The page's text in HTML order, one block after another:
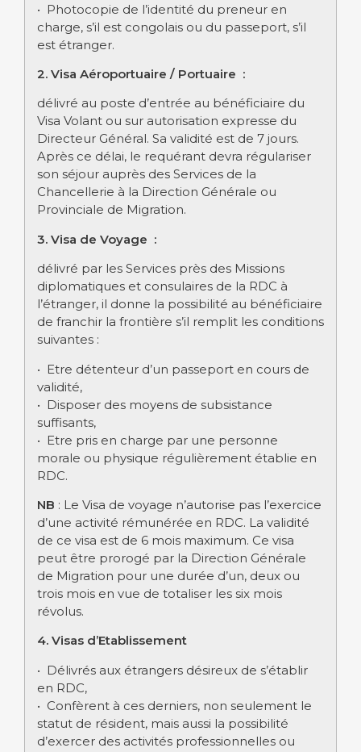
• Photocopie de l’identité du preneur en
charge, s’il est congolais ou du passeport, s’il
est étranger.
2. Visa Aéroportuaire / Portuaire :
délivré au poste d’entrée au bénéficiaire du
Visa Volant ou sur autorisation expresse du
Directeur Général. Sa validité est de 7 jours.
Après ce délai, le requérant devra régulariser
son séjour auprès des Services de la
Chancellerie à la Direction Générale ou
Provinciale de Migration.
3. Visa de Voyage :
délivré par les Services près des Missions
diplomatiques et consulaires de la RDC à
l’étranger, il donne la possibilité au bénéficiaire
de franchir la frontière s’il remplit les conditions
suivantes :
• Etre détenteur d’un passeport en cours de
validité,
• Disposer des moyens de subsistance
suffisants,
• Etre pris en charge par une personne
morale ou physique régulièrement établie en
RDC.
NB : Le Visa de voyage n’autorise pas l’exercice
d’une activité rémunérée en RDC. La validité
de ce visa est de 6 mois maximum. Ce visa
peut être prorogé par la Direction Générale
de Migration pour une durée d’un, deux ou
trois mois en vue de totaliser les six mois
révolus.
4. Visas d’Etablissement
• Délivrés aux étrangers désireux de s’établir
en RDC,
• Confèrent à ces derniers, non seulement le
statut de résident, mais aussi la possibilité
d’exercer des activités professionnelles ou